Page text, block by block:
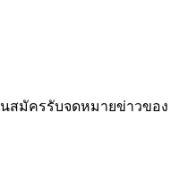
สมัครรับจดหมายข่าวของ